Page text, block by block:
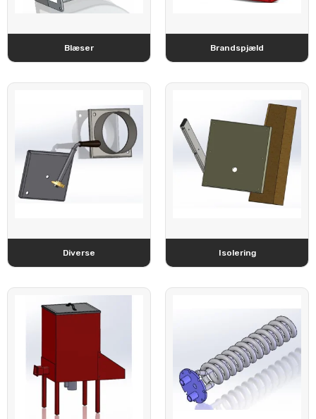
Blæser Brandspjæld
Diverse Isolering